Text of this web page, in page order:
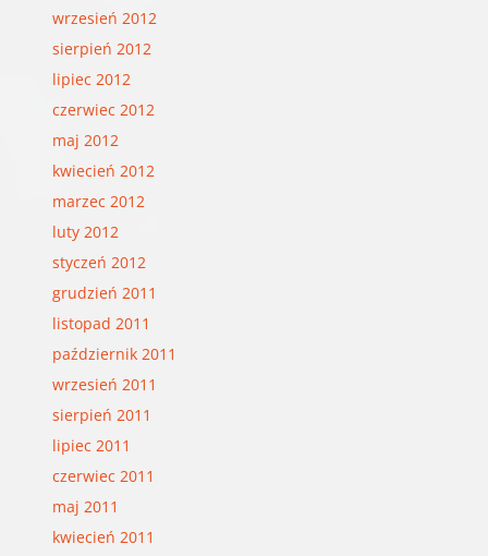
wrzesień 2012
sierpień 2012
lipiec 2012
czerwiec 2012
maj 2012
kwiecień 2012
marzec 2012
luty 2012
styczeń 2012
grudzień 2011
listopad 2011
październik 2011
wrzesień 2011
sierpień 2011
lipiec 2011
czerwiec 2011
maj 2011
kwiecień 2011